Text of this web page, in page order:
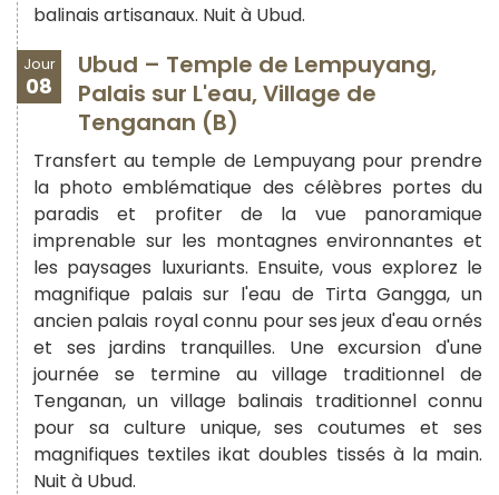
balinais artisanaux. Nuit à Ubud.
Jour
08
Ubud – Temple de Lempuyang,
Palais sur L'eau, Village de
Tenganan (B)
Transfert au temple de Lempuyang pour prendre
la photo emblématique des célèbres portes du
paradis et profiter de la vue panoramique
imprenable sur les montagnes environnantes et
les paysages luxuriants. Ensuite, vous explorez le
magnifique palais sur l'eau de Tirta Gangga, un
ancien palais royal connu pour ses jeux d'eau ornés
et ses jardins tranquilles. Une excursion d'une
journée se termine au village traditionnel de
Tenganan, un village balinais traditionnel connu
pour sa culture unique, ses coutumes et ses
magnifiques textiles ikat doubles tissés à la main.
Nuit à Ubud.